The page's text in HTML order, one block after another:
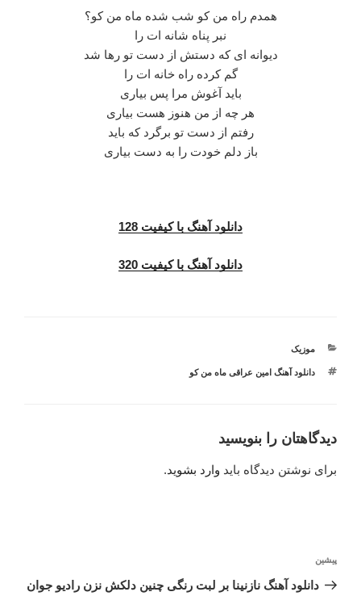
همدم راه من کو شب شده ماه من کو؟
نبر پناه شانه ات را
دیوانه ای که دستش از دست تو رها شد
گم کرده راه خانه ات را
باید آغوش‌ مرا پس بیاری
هر چه از من هنوز هست بیاری
رفتم از دست تو برگرد که باید
باز دلم خودت را به دست بیاری
دانلود آهنگ با کیفیت 128
دانلود آهنگ با کیفیت 320
دسته‌ها
موزیک
برچسب‌ها
دانلود آهنگ امین عراقی ماه من کو
دیدگاهتان را بنویسید
برای نوشتن دیدگاه باید وارد بشوید.
نوشته
قبلی
پیشین
دانلود آهنگ نازنینا بر لبت رنگی چنین دلکش نزن رادیو جوان